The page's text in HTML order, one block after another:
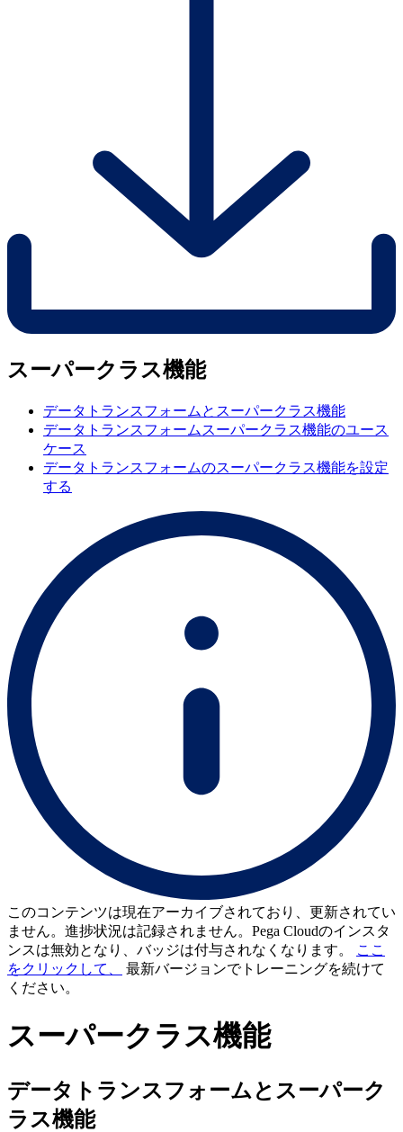
スーパークラス機能
データトランスフォームとスーパークラス機能
データトランスフォームスーパークラス機能のユース
ケース
データトランスフォームのスーパークラス機能を設定
する
このコンテンツは現在アーカイブされており、更新されてい
ません。進捗状況は記録されません。Pega Cloudのインスタ
ンスは無効となり、バッジは付与されなくなります。
ここ
をクリックして、
最新バージョンでトレーニングを続けて
ください。
スーパークラス機能
データトランスフォームとスーパーク
ラス機能